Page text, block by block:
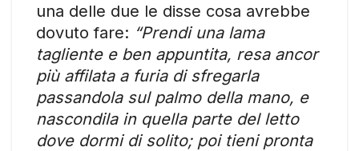
una delle due le disse cosa avrebbe
dovuto fare: “Prendi una lama
tagliente e ben appuntita, resa ancor
più affilata a furia di sfregarla
passandola sul palmo della mano, e
nascondila in quella parte del letto
dove dormi di solito; poi tieni pronta